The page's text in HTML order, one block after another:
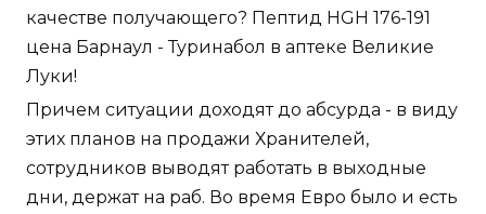
качестве получающего? Пептид HGH 176-191
цена Барнаул - Туринабол в аптеке Великие
Луки!
Причем ситуации доходят до абсурда - в виду
этих планов на продажи Хранителей,
сотрудников выводят работать в выходные
дни, держат на раб. Во время Евро было и есть